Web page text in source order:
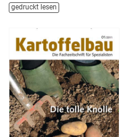
gedruckt lesen